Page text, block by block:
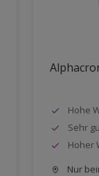
Hohe
Sehr
Hoher
Nur